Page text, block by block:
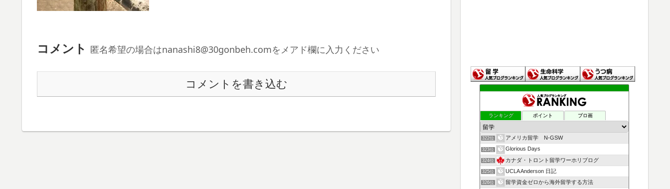
コメント 匿名希望の場合はnanashi8@30gonbeh.comをメアド欄に入力ください
コメントを書き込む
ランキング ポイント ブロ画
322位 アメリカ留学 N-GSW
323位 Glorious Days
324位 カナダ・トロント留学ワーホリブログ
325位 UCLA Anderson 日記
326位 留学資金ゼロから海外留学する方法